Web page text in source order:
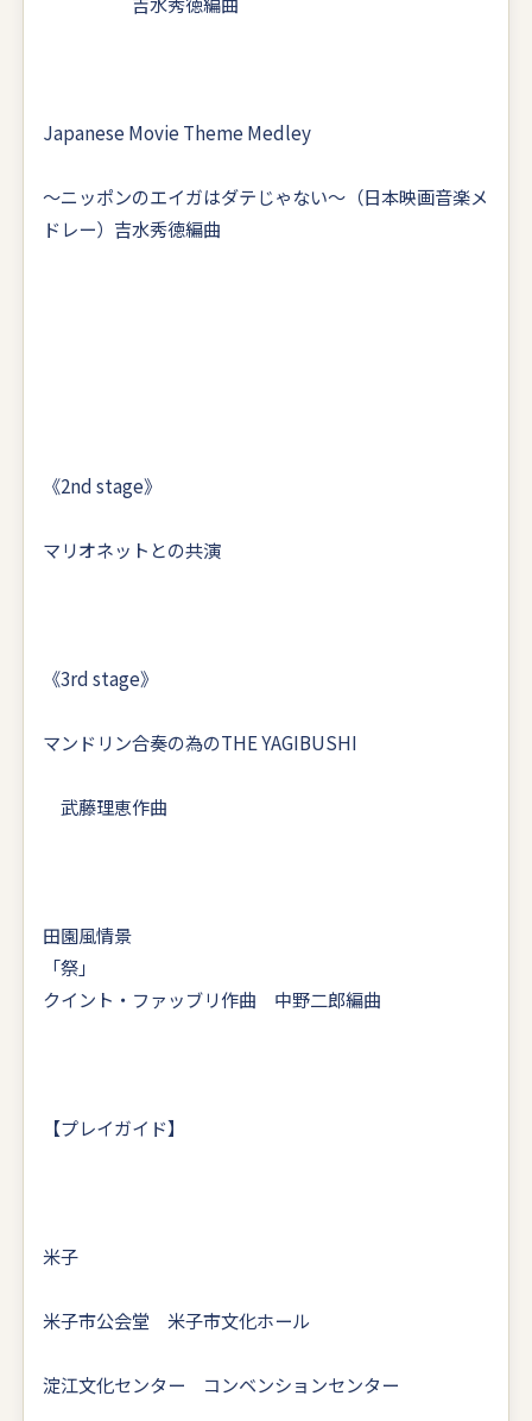
Japanese Movie Theme Medley
〜ニッポンのエイガはダテじゃない〜（日本映画音楽メ
ドレー）吉水秀徳編曲
《2nd stage》
マリオネットとの共演
《3rd stage》
マンドリン合奏の為のTHE YAGIBUSHI
武藤理恵作曲
田園風情景
「祭
クイント・ファッブリ作曲 中野二郎編曲
【プレイガイド】
米子
米子市公会堂 米子市文化ホール
淀江文化センター コンベンションセンター